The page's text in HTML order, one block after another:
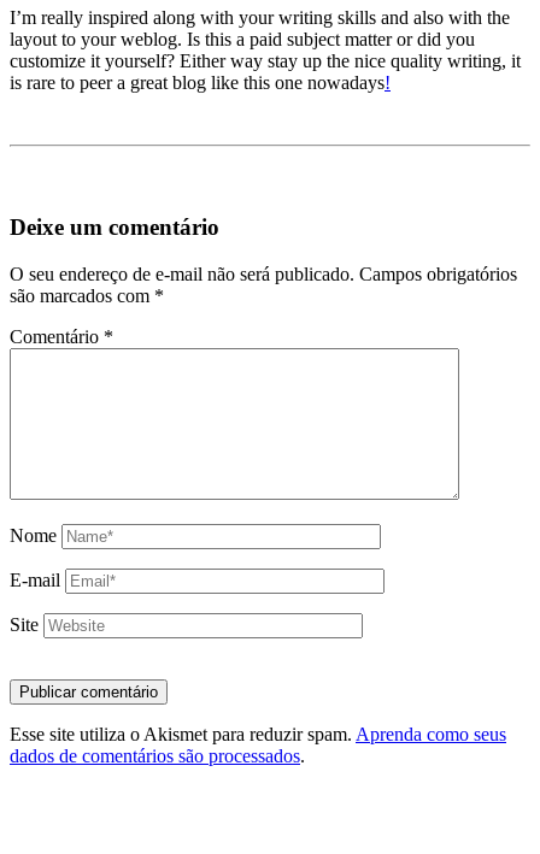
I’m really inspired along with your writing skills and also with the
layout to your weblog. Is this a paid subject matter or did you
customize it yourself? Either way stay up the nice quality writing, it
is rare to peer a great blog like this one nowadays!
Deixe um comentário
O seu endereço de e-mail não será publicado. Campos obrigatórios
são marcados com *
Comentário *
Nome
E-mail
Site
Esse site utiliza o Akismet para reduzir spam. Aprenda como seus
dados de comentários são processados.